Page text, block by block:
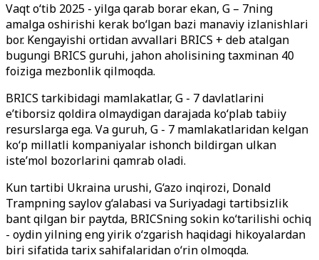
Vaqt o‘tib 2025 - yilga qarab borar ekan, G – 7ning
amalga oshirishi kerak bo‘lgan bazi manaviy izlanishlari
bor. Kengayishi ortidan avvallari BRICS + deb atalgan
bugungi BRICS guruhi, jahon aholisining taxminan 40
foiziga mezbonlik qilmoqda.
BRICS tarkibidagi mamlakatlar, G - 7 davlatlarini
e’tiborsiz qoldira olmaydigan darajada ko‘plab tabiiy
resurslarga ega. Va guruh, G - 7 mamlakatlaridan kelgan
ko‘p millatli kompaniyalar ishonch bildirgan ulkan
iste’mol bozorlarini qamrab oladi.
Kun tartibi Ukraina urushi, G‘azo inqirozi, Donald
Trampning saylov g‘alabasi va Suriyadagi tartibsizlik
bant qilgan bir paytda, BRICSning sokin ko‘tarilishi ochiq
- oydin yilning eng yirik o‘zgarish haqidagi hikoyalardan
biri sifatida tarix sahifalaridan o‘rin olmoqda.